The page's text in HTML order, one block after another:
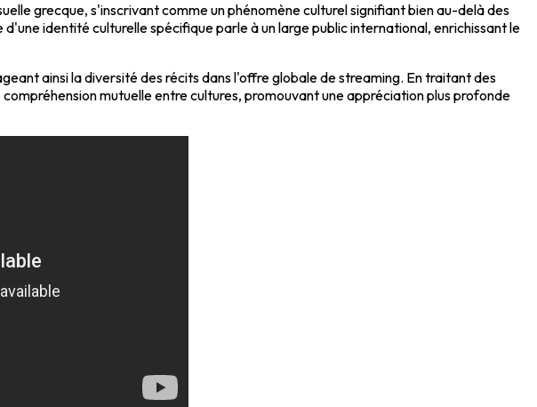
grecque, s'inscrivant comme un phénomène culturel signifiant bien au-delà des
identité culturelle spécifique parle à un large public international, enrichissant le
ainsi la diversité des récits dans l'offre globale de streaming. En traitant des
mutuelle entre cultures, promouvant une appréciation plus profonde